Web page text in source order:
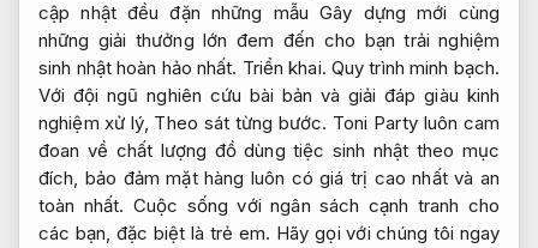
cập nhật đều đặn những mẫu Gây dựng mới cùng
những giải thưởng lớn đem đến cho bạn trải nghiệm
sinh nhật hoàn hảo nhất. Triển khai. Quy trình minh bạch.
Với đội ngũ nghiên cứu bài bản và giải đáp giàu kinh
nghiệm xử lý, Theo sát từng bước. Toni Party luôn cam
đoan về chất lượng đồ dùng tiệc sinh nhật theo mục
đích, bảo đảm mặt hàng luôn có giá trị cao nhất và an
toàn nhất. Cuộc sống với ngân sách cạnh tranh cho
các bạn, đặc biệt là trẻ em. Hãy gọi với chúng tôi ngay